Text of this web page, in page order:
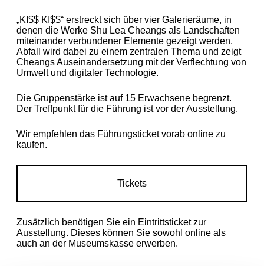
„KI$$ KI$$“ erstreckt sich über vier Galerieräume, in
denen die Werke Shu Lea Cheangs als Landschaften
miteinander verbundener Elemente gezeigt werden.
Abfall wird dabei zu einem zentralen Thema und zeigt
Cheangs Auseinandersetzung mit der Verflechtung von
Umwelt und digitaler Technologie.
Die Gruppenstärke ist auf 15 Erwachsene begrenzt.
Der Treffpunkt für die Führung ist vor der Ausstellung.
Wir empfehlen das Führungsticket vorab online zu
kaufen.
Tickets
Zusätzlich benötigen Sie ein Eintrittsticket zur
Ausstellung. Dieses können Sie sowohl online als
auch an der Museumskasse erwerben.